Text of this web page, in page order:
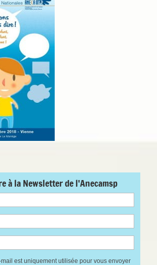
à la Newsletter de l'Anecamsp
est uniquement utilisée pour vous envoyer